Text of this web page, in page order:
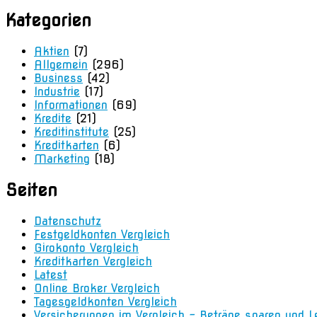
Kategorien
Aktien (7)
Allgemein (296)
Business (42)
Industrie (17)
Informationen (69)
Kredite (21)
Kreditinstitute (25)
Kreditkarten (6)
Marketing (18)
Seiten
Datenschutz
Festgeldkonten Vergleich
Girokonto Vergleich
Kreditkarten Vergleich
Latest
Online Broker Vergleich
Tagesgeldkonten Vergleich